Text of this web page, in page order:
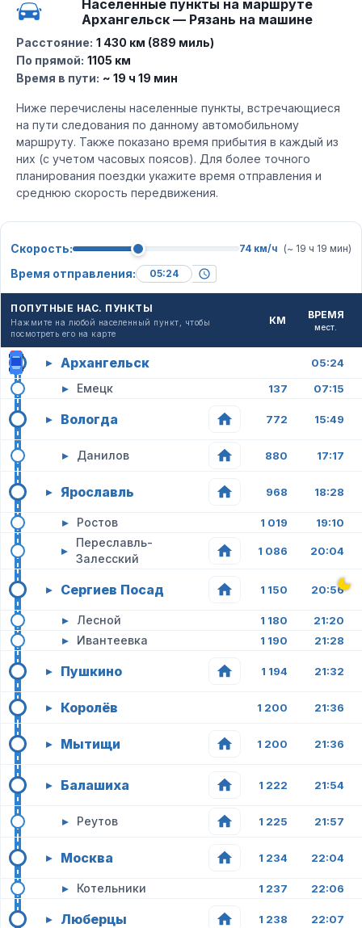
Населенные пункты на маршруте
Архангельск — Рязань на машине
Расстояние: 1 430 км (889 миль)
По прямой: 1105 км
Время в пути: ~ 19 ч 19 мин
Ниже перечислены населенные пункты, встречающиеся
на пути следования по данному автомобильному
маршруту. Также показано время прибытия в каждый из
них (с учетом часовых поясов). Для более точного
планирования поездки укажите время отправления и
среднюю скорость передвижения.
Скорость: 74 км/ч (~ 19 ч 19 мин)
Время отправления:
ПОПУТНЫЕ НАС. ПУНКТЫ
Нажмите на любой населенный пункт, чтобы
посмотреть его на карте
КМ ВРЕМЯ
мест.
▸ Архангельск 05:24
▸ Емецк 137 07:15
▸ Вологда 772 15:49
▸ Данилов 880 17:17
▸ Ярославль 968 18:28
▸ Ростов 1 019 19:10
▸
Переславль-
Залесский
1 086 20:04
▸ Сергиев Посад 1 150 20:56
▸ Лесной 1 180 21:20
▸ Ивантеевка 1 190 21:28
▸ Пушкино 1 194 21:32
▸ Королёв 1 200 21:36
▸ Мытищи 1 200 21:36
▸ Балашиха 1 222 21:54
▸ Реутов 1 225 21:57
▸ Москва 1 234 22:04
▸ Котельники 1 237 22:06
▸ Люберцы 1 238 22:07